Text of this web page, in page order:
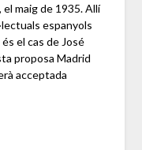
maig de 1935. Allí
espanyols
el cas de José
proposa Madrid
acceptada